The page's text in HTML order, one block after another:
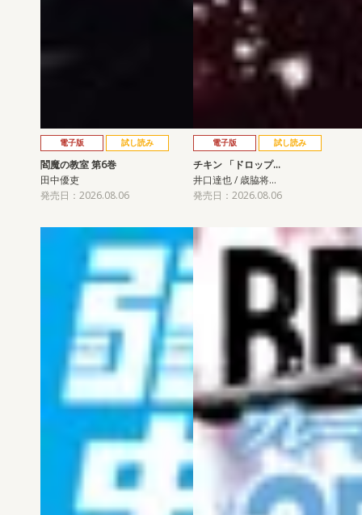
電子版 試し読み
閻魔の教室 第6巻
田中優吏
発売日：2026.08.06
電子版 試し読み
チキン 「ドロップ…
井口達也 / 歳脇将…
発売日：2026.08.06